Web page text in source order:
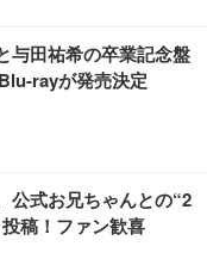
ら 痛くない 超軽量2.8
柔軟性高 安
】GRAPHT THE S
Essential ゲーミン
FHD 量子ドット 残
Q558 ミニPC i5第
Office2021 WiFi
与田祐希の卒業記念盤
rayが発売決定
公式お兄ちゃんとの“2
稿！ファン歓喜